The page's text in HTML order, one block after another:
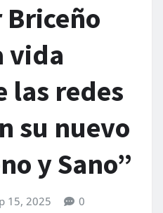
Briceño
vida
las redes
su nuevo
y Sano”
15, 2025 0